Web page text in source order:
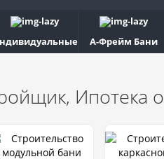
А-Фрейм Бани
Ипотека